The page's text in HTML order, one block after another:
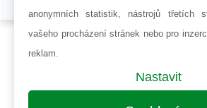
Developed by:
Railsformers
anonymních statistik, nástrojů třetích
vašeho procházení stránek nebo pro
reklam.
Nastavit